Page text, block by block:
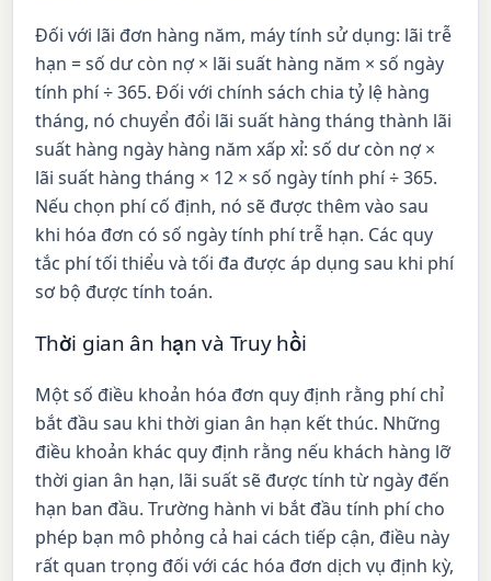
Đối với lãi đơn hàng năm, máy tính sử dụng: lãi trễ
hạn = số dư còn nợ × lãi suất hàng năm × số ngày
tính phí ÷ 365. Đối với chính sách chia tỷ lệ hàng
tháng, nó chuyển đổi lãi suất hàng tháng thành lãi
suất hàng ngày hàng năm xấp xỉ: số dư còn nợ ×
lãi suất hàng tháng × 12 × số ngày tính phí ÷ 365.
Nếu chọn phí cố định, nó sẽ được thêm vào sau
khi hóa đơn có số ngày tính phí trễ hạn. Các quy
tắc phí tối thiểu và tối đa được áp dụng sau khi phí
sơ bộ được tính toán.
Thời gian ân hạn và Truy hồi
Một số điều khoản hóa đơn quy định rằng phí chỉ
bắt đầu sau khi thời gian ân hạn kết thúc. Những
điều khoản khác quy định rằng nếu khách hàng lỡ
thời gian ân hạn, lãi suất sẽ được tính từ ngày đến
hạn ban đầu. Trường hành vi bắt đầu tính phí cho
phép bạn mô phỏng cả hai cách tiếp cận, điều này
rất quan trọng đối với các hóa đơn dịch vụ định kỳ,